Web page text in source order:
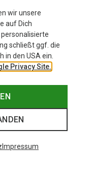
wir unsere
auf Dich
schließt ggf. die
in den USA ein.
Privacy Site.
Impressum